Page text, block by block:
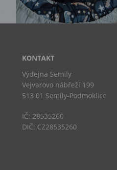
KONTAKT
Výdejna Semily
Vejvarovo nábřeží 199
513 01 Semily-Podmoklice
IČ: 28535260
DIČ: CZ28535260